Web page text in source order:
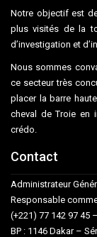
Notre objectif est
plus visités de la
d’investigation et
Nous sommes
ce secteur très
placer la barre
cheval de Troie en
crédo.
Contact
Administrateur
Responsable
(+221) 77 142 97 45
BP : 1146 Dakar –